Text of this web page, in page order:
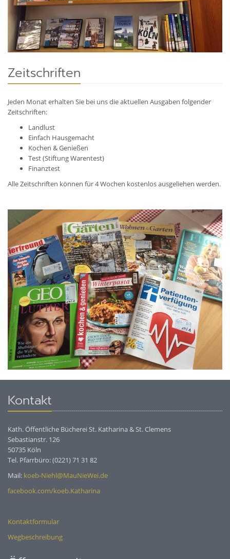
Zeitschriften
Jeden Monat erhalten Sie bei uns die aktuellen Ausgaben folgender
Zeitschriften:
Landlust
Einfach Hausgemacht
Kochen & Genießen
Test (Stiftung Warentest)
Finanztest
Alle Zeitschriften können für 4 Wochen kostenlos ausgeliehen werden.
Kontakt
Kath. Öffentliche Bücherei St. Katharina & St. Clemens
Sebastianstr. 126
50735 Köln
Tel. Pfarrbüro: (0221) 71 31 82
Mail: koeb-Niehl@MauNieWei.de
facebook.com/koeb.Katharina
Kontaktformular
Wegbeschreibung